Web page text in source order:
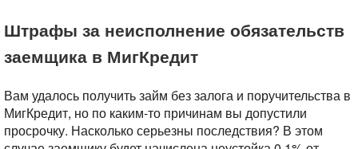
Штрафы за неисполнение обязательств
заемщика в МигКредит
Вам удалось получить займ без залога и поручительства в
МигКредит, но по каким-то причинам вы допустили
просрочку. Насколько серьезны последствия? В этом